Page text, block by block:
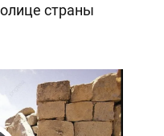
страны